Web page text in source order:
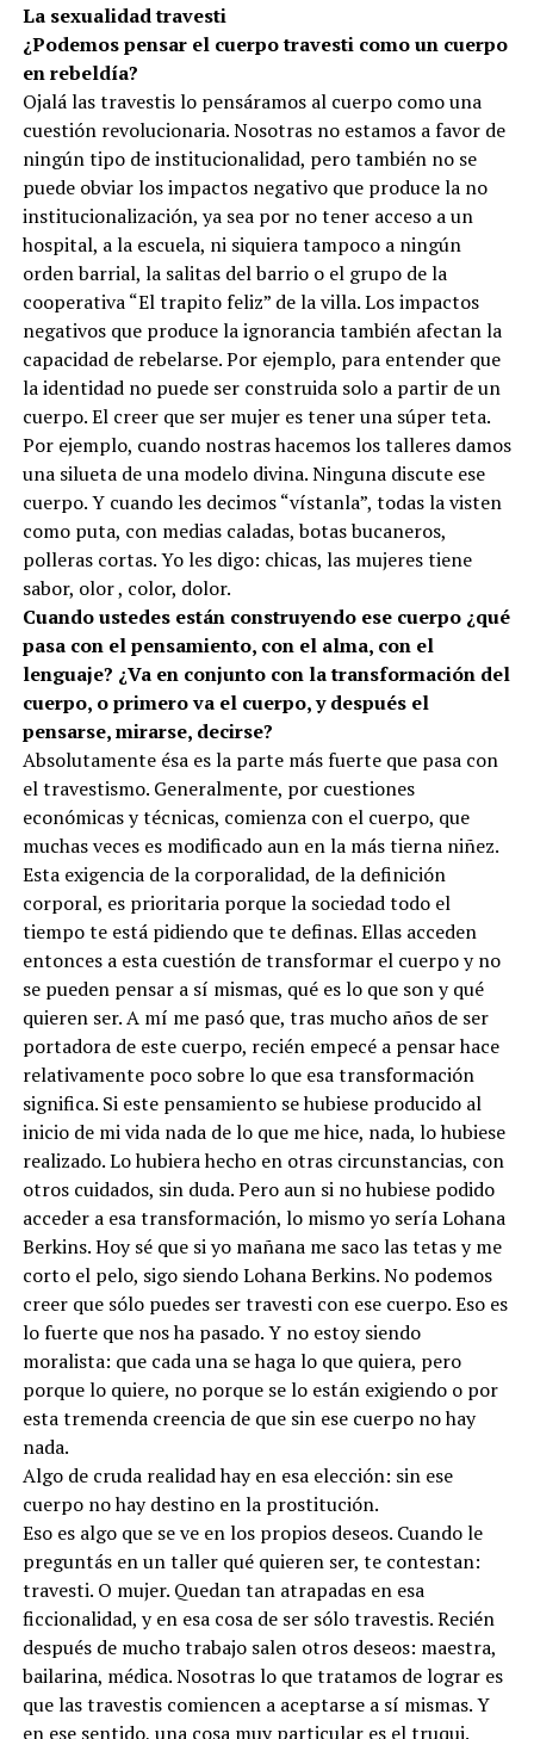
La sexualidad travesti
¿Podemos pensar el cuerpo travesti como un cuerpo
en rebeldía?
Ojalá las travestis lo pensáramos al cuerpo como una
cuestión revolucionaria. Nosotras no estamos a favor de
ningún tipo de institucionalidad, pero también no se
puede obviar los impactos negativo que produce la no
institucionalización, ya sea por no tener acceso a un
hospital, a la escuela, ni siquiera tampoco a ningún
orden barrial, la salitas del barrio o el grupo de la
cooperativa “El trapito feliz” de la villa. Los impactos
negativos que produce la ignorancia también afectan la
capacidad de rebelarse. Por ejemplo, para entender que
la identidad no puede ser construida solo a partir de un
cuerpo. El creer que ser mujer es tener una súper teta.
Por ejemplo, cuando nostras hacemos los talleres damos
una silueta de una modelo divina. Ninguna discute ese
cuerpo. Y cuando les decimos “vístanla”, todas la visten
como puta, con medias caladas, botas bucaneros,
polleras cortas. Yo les digo: chicas, las mujeres tiene
sabor, olor , color, dolor.
Cuando ustedes están construyendo ese cuerpo ¿qué
pasa con el pensamiento, con el alma, con el
lenguaje? ¿Va en conjunto con la transformación del
cuerpo, o primero va el cuerpo, y después el
pensarse, mirarse, decirse?
Absolutamente ésa es la parte más fuerte que pasa con
el travestismo. Generalmente, por cuestiones
económicas y técnicas, comienza con el cuerpo, que
muchas veces es modificado aun en la más tierna niñez.
Esta exigencia de la corporalidad, de la definición
corporal, es prioritaria porque la sociedad todo el
tiempo te está pidiendo que te definas. Ellas acceden
entonces a esta cuestión de transformar el cuerpo y no
se pueden pensar a sí mismas, qué es lo que son y qué
quieren ser. A mí me pasó que, tras mucho años de ser
portadora de este cuerpo, recién empecé a pensar hace
relativamente poco sobre lo que esa transformación
significa. Si este pensamiento se hubiese producido al
inicio de mi vida nada de lo que me hice, nada, lo hubiese
realizado. Lo hubiera hecho en otras circunstancias, con
otros cuidados, sin duda. Pero aun si no hubiese podido
acceder a esa transformación, lo mismo yo sería Lohana
Berkins. Hoy sé que si yo mañana me saco las tetas y me
corto el pelo, sigo siendo Lohana Berkins. No podemos
creer que sólo puedes ser travesti con ese cuerpo. Eso es
lo fuerte que nos ha pasado. Y no estoy siendo
moralista: que cada una se haga lo que quiera, pero
porque lo quiere, no porque se lo están exigiendo o por
esta tremenda creencia de que sin ese cuerpo no hay
nada.
Algo de cruda realidad hay en esa elección: sin ese
cuerpo no hay destino en la prostitución.
Eso es algo que se ve en los propios deseos. Cuando le
preguntás en un taller qué quieren ser, te contestan:
travesti. O mujer. Quedan tan atrapadas en esa
ficcionalidad, y en esa cosa de ser sólo travestis. Recién
después de mucho trabajo salen otros deseos: maestra,
bailarina, médica. Nosotras lo que tratamos de lograr es
que las travestis comiencen a aceptarse a sí mismas. Y
en ese sentido, una cosa muy particular es el truqui.